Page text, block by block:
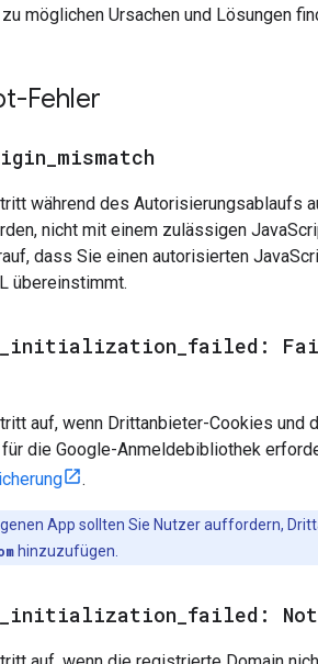
zu möglichen Ursachen und Lösungen
Fehler
mismatch
tritt während des
nicht mit einem zulässigen
dass Sie einen autorisierten
übereinstimmt.
initialization failed:
tritt auf, wenn Drittanbieter-Cookies
für die Google-Anmeldebibliothek
.
App sollten Sie Nutzer auffordern,
hinzuzufügen.
initialization failed: